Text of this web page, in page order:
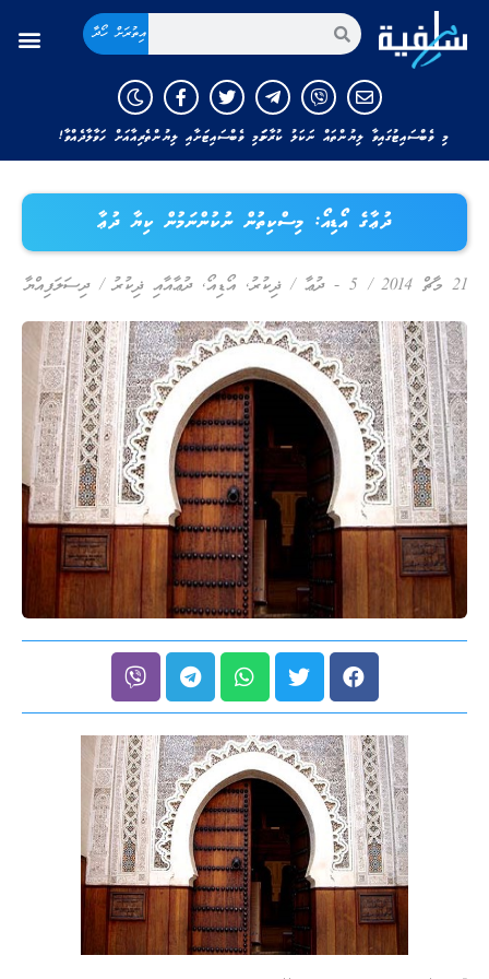
އިތުރަށް ހޯދާ
މި ވެބްސައިޓުގައިވާ ލިޔުންތައް ނަކަލު ކުރާނަމަ މި ވެބްސައިޓަށާއި ލިޔުންތެރިއާއަށް ހަވާލާދެއްވާ!
ދުޢާގެ އޯޑިއޯ: މިސްކިތުން ނުކުންނަމުން ކިޔާ ދުޢާ
21 މާޗް 2014 / 5 - ދުޢާ / ޛިކުރު , އޯޑިއޯ,ދުޢާއާއި ޛިކުރު / ދިސަލަފިއްޔާ